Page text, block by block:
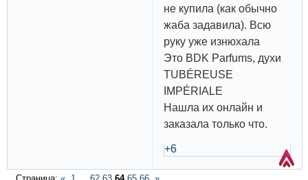
не купила (как обычно
жаба задавила). Всю
руку уже изнюхала
Это BDK Parfums, духи
TUBÉREUSE
IMPÉRIALE
Нашла их онлайн и
заказала только что.
+6